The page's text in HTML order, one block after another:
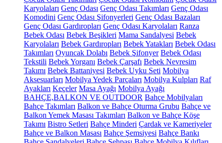
Karyolaları Genç Odası Genç Odası Takımları Genç Odası
Komodini Genç Odası Şifonyerleri Genç Odası Bazaları
Genç Odası Gardıropları Genç Odası Karyolaları Ranza
Bebek Odası Bebek Beşikleri Mama Sandalyesi Bebek
Karyolaları Bebek Gardıropları Bebek Yatakları Bebek Odası
Takımları Oyuncak Dolabı Bebek Şifonyer Bebek Odası
Tekstili Bebek Yorganı Bebek Çarşafı Bebek Nevresim
Takımı Bebek Battaniyesi Bebek Uyku Seti Mobilya
Aksesuarları Mobilya Yedek Parçaları Mobilya Kulpları Raf
Ayakları Keçeler Masa Ayağı Mobilya Ayağı
BAHÇE,BALKON VE OUTDOOR Bahçe Mobilyaları
Bahçe Takımları Balkon ve Bahçe Oturma Grubu Bahçe ve
Balkon Yemek Masası Takımları Balkon ve Bahçe Köşe
Takımı Bistro Setleri Bahçe Minderi Çardak ve Kameriyeler
Bahçe ve Balkon Masası Bahçe Şemsiyesi Bahçe Bankı